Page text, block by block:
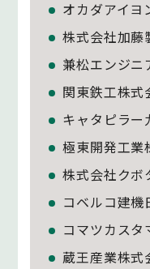
オカダアイヨ
株式会社加藤
兼松エンジニ
関東鉄工株式
キャタピラー
極東開発工業
株式会社クボ
コベルコ建機
コマツカスタ
蔵王産業株式